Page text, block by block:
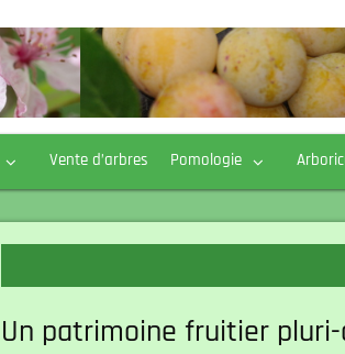
Vente d’arbres Pomologie
Un patrimoine fruitier